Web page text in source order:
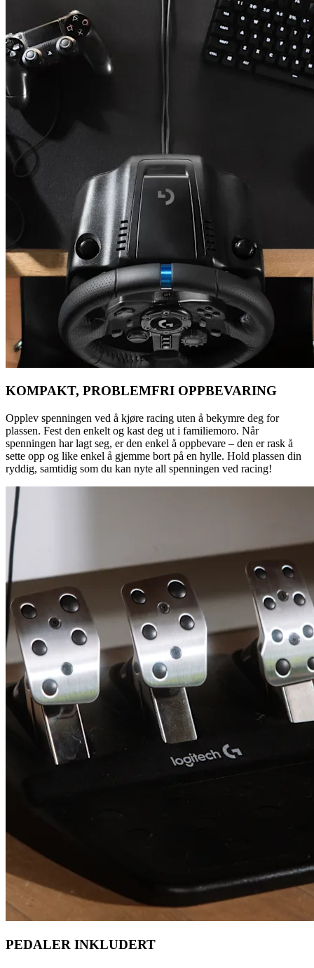
KOMPAKT, PROBLEMFRI OPPBEVARING
Opplev spenningen ved å kjøre racing uten å bekymre deg for
plassen. Fest den enkelt og kast deg ut i familiemoro. Når
spenningen har lagt seg, er den enkel å oppbevare – den er rask å
sette opp og like enkel å gjemme bort på en hylle. Hold plassen din
ryddig, samtidig som du kan nyte all spenningen ved racing!
PEDALER INKLUDERT